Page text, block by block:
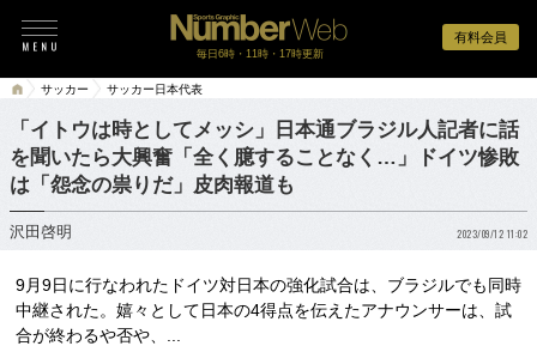
有料会員
毎日6時・11時・17時更新
サッカー サッカー日本代表
「イトウは時としてメッシ」日本通ブラジル人記者に話
を聞いたら大興奮「全く臆することなく…」ドイツ惨敗
は「怨念の祟りだ」皮肉報道も
沢田啓明 2023/09/12 11:02
9月9日に行なわれたドイツ対日本の強化試合は、ブラジルでも同時
中継された。嬉々として日本の4得点を伝えたアナウンサーは、試
合が終わるや否や、...